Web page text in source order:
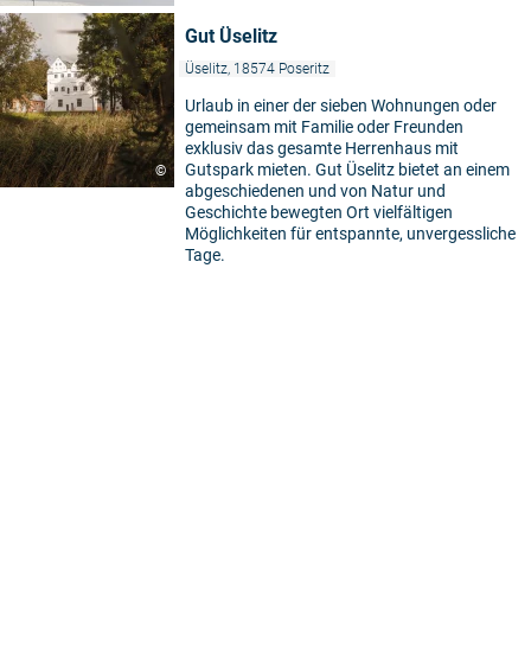
©
Gut Üselitz
Üselitz, 18574 Poseritz
Urlaub in einer der sieben Wohnungen oder
gemeinsam mit Familie oder Freunden
exklusiv das gesamte Herrenhaus mit
Gutspark mieten. Gut Üselitz bietet an einem
abgeschiedenen und von Natur und
Geschichte bewegten Ort vielfältigen
Möglichkeiten für entspannte, unvergessliche
Tage.